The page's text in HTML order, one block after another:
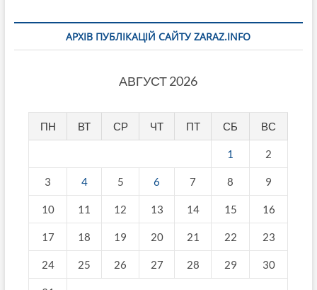
АРХІВ ПУБЛІКАЦІЙ САЙТУ ZARAZ.INFO
АВГУСТ 2026
ПН ВТ СР ЧТ ПТ СБ ВС
1 2
3 4 5 6 7 8 9
10 11 12 13 14 15 16
17 18 19 20 21 22 23
24 25 26 27 28 29 30